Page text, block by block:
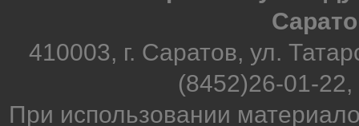
410003, г. Саратов, ул.
(8452)26-01-
При использовании